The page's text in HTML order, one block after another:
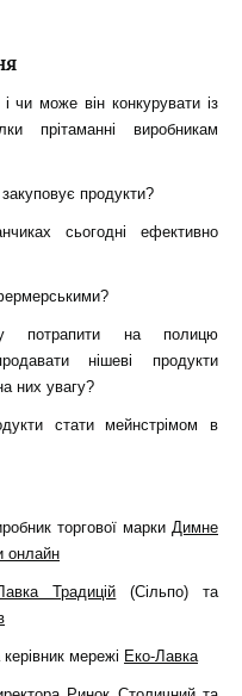
чи може він конкурувати із
прітаманні виробникам
продукти?
сьогодні ефективно
потрапити на полицю
нішеві продукти
них увагу?
стати мейнстрімом в
торгової марки Димне
онлайн
Традицій (Сільпо) та
мережі Еко-Лавка